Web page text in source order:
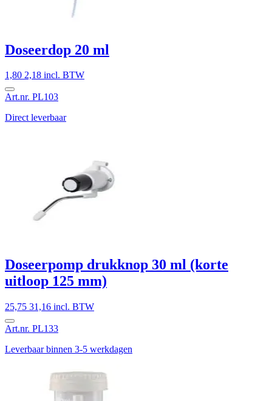
Doseerdop 20 ml
1,80 2,18 incl. BTW
Art.nr. PL103
Direct leverbaar
Doseerpomp drukknop 30 ml (korte
uitloop 125 mm)
25,75 31,16 incl. BTW
Art.nr. PL133
Leverbaar binnen 3-5 werkdagen